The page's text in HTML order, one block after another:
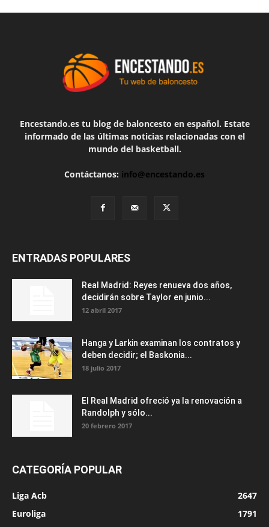
Encestando.es tu blog de baloncesto en español. Estate
informado de las últimas noticias relacionadas con el
mundo del basketball.
Contáctanos: info@encestando.es
ENTRADAS POPULARES
Real Madrid: Reyes renueva dos años,
decidirán sobre Taylor en junio...
12 abril 2017
Hanga y Larkin examinan los contratos y
deben decidir; el Baskonia...
18 julio 2017
El Real Madrid ofreció ya la renovación a
Randolph y sólo...
20 febrero 2017
CATEGORÍA POPULAR
Liga Acb
2647
Euroliga
1791